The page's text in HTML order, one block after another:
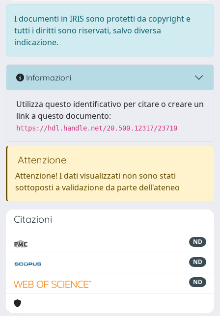
I documenti in IRIS sono protetti da copyright e
tutti i diritti sono riservati, salvo diversa
indicazione.
Informazioni
Utilizza questo identificativo per citare o creare un
link a questo documento:
https://hdl.handle.net/20.500.12317/23710
Attenzione
Attenzione! I dati visualizzati non sono stati
sottoposti a validazione da parte dell'ateneo
Citazioni
ND
ND
ND